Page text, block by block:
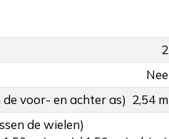
2
Nee
voor- en achter as) 2,54 m
de wielen)